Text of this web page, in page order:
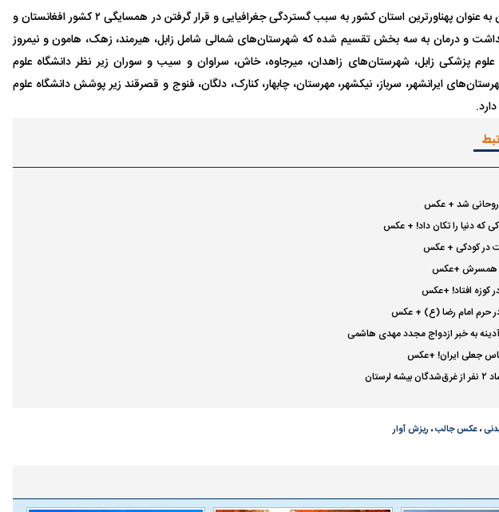
سیستان و بلوچستان به عنوان پهناورترین استان کشور به سبب گستردگی جغرافیایی و قرار گرفتن در همسایگی ۲ کشور افغانستان و
و درمان به سه بخش تقسیم شده که شهرستان‌های شمالی شامل زابل، هیرمند، زهک، هامون و نیمروز
پزشکی زابل، شهرستان‌های زاهدان، میرجاوه، خاش، سراوان و سیب و سوران زیر نظر دانشگاه علوم
ایرانشهر، سرباز، نیکشهر، مهرستان، چابهار، کنارک، دلگان، فنوج و قصرقند زیر پوشش دانشگاه علوم
روحانی شد + عکس
که دنیا را تکان داد! + عکس
در کودکی + عکس
و همسرش +عکس
کوزه افتاد! +عکس
حرم امام رضا (ع) + عکس
به خبر ازدواج مجدد مهدی هاشمی
جعلی ایران! +عکس
،عکس جالب، ریزش آوار
منتفی شد؛
تیم جدید
ابهام بزرگ درباره قرارداد یاسر آسانی؛
اولین چالش حقوقی استقلال
پرسپولیس در انتظار سه خرید کلیدی
پیش از شروع لیگ
استقلال